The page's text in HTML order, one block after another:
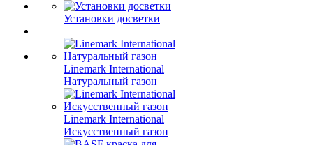
Установки досветки
Linemark International
Натуральный газон
Linemark International
Искусственный газон